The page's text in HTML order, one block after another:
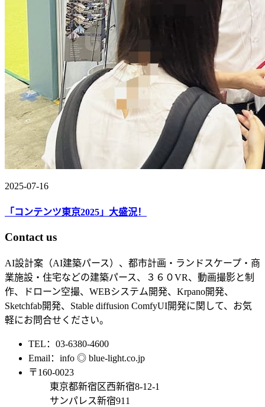
2025-07-16
「コンテンツ東京2025」大盛況！
Contact us
AI設計案（AI建築パース）、都市計画・ランドスケープ・商
業施設・住宅などの建築パース、３６０VR、動画撮影と制
作、ドローン空撮、WEBシステム開発、Krpano開発、
Sketchfab開発、Stable diffusion ComfyUI開発に関して、お気
軽にお問合せください。
TEL：03-6380-4600
Email：info ◎ blue-light.co.jp
〒160-0023
東京都新宿区西新宿8-12-1
サンパレス新宿911